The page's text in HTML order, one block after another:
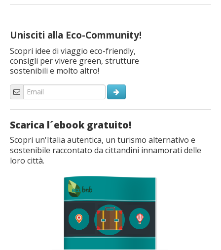
Unisciti alla Eco-Community!
Scopri idee di viaggio eco-friendly,
consigli per vivere green, strutture
sostenibili e molto altro!
Scarica l´ebook gratuito!
Scopri un'Italia autentica, un turismo alternativo e
sostenibile raccontato da cittandini innamorati delle
loro città.